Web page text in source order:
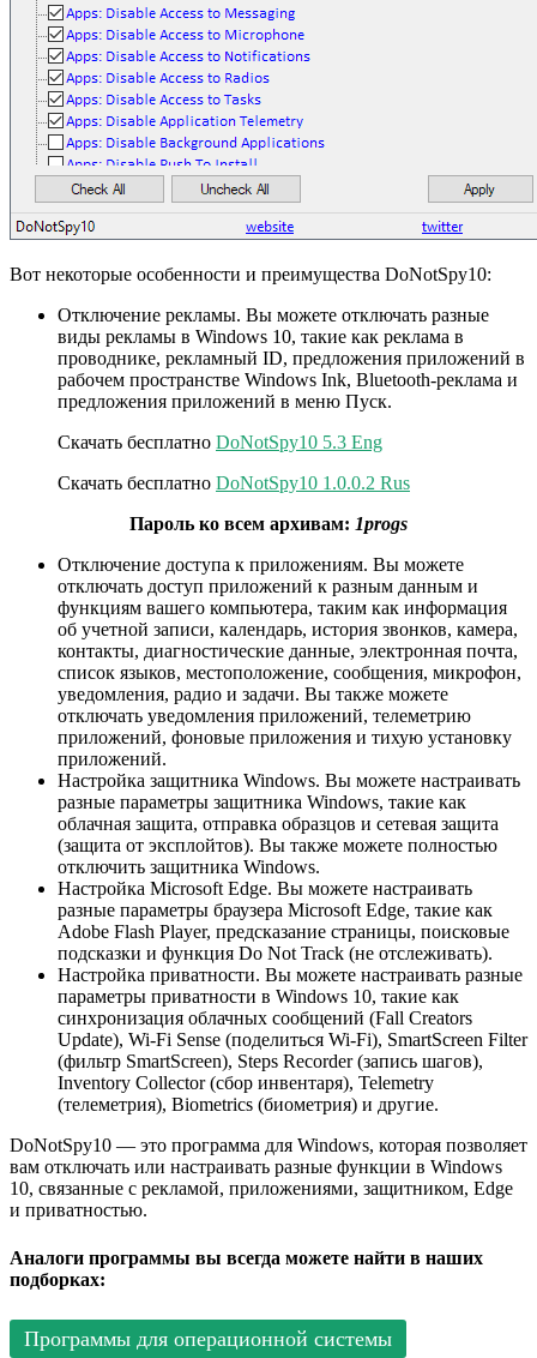
Вот некоторые особенности и преимущества DoNotSpy10:
Отключение рекламы. Вы можете отключать разные
виды рекламы в Windows 10, такие как реклама в
проводнике, рекламный ID, предложения приложений в
рабочем пространстве Windows Ink, Bluetooth-реклама и
предложения приложений в меню Пуск.
Скачать бесплатно DoNotSpy10 5.3 Eng
Скачать бесплатно DoNotSpy10 1.0.0.2 Rus
Пароль ко всем архивам: 1progs
Отключение доступа к приложениям. Вы можете
отключать доступ приложений к разным данным и
функциям вашего компьютера, таким как информация
об учетной записи, календарь, история звонков, камера,
контакты, диагностические данные, электронная почта,
список языков, местоположение, сообщения, микрофон,
уведомления, радио и задачи. Вы также можете
отключать уведомления приложений, телеметрию
приложений, фоновые приложения и тихую установку
приложений.
Настройка защитника Windows. Вы можете настраивать
разные параметры защитника Windows, такие как
облачная защита, отправка образцов и сетевая защита
(защита от эксплойтов). Вы также можете полностью
отключить защитника Windows.
Настройка Microsoft Edge. Вы можете настраивать
разные параметры браузера Microsoft Edge, такие как
Adobe Flash Player, предсказание страницы, поисковые
подсказки и функция Do Not Track (не отслеживать).
Настройка приватности. Вы можете настраивать разные
параметры приватности в Windows 10, такие как
синхронизация облачных сообщений (Fall Creators
Update), Wi-Fi Sense (поделиться Wi-Fi), SmartScreen Filter
(фильтр SmartScreen), Steps Recorder (запись шагов),
Inventory Collector (сбор инвентаря), Telemetry
(телеметрия), Biometrics (биометрия) и другие.
DoNotSpy10 — это программа для Windows, которая позволяет
вам отключать или настраивать разные функции в Windows
10, связанные с рекламой, приложениями, защитником, Edge
и приватностью.
Аналоги программы вы всегда можете найти в наших
подборках:
Программы для операционной системы